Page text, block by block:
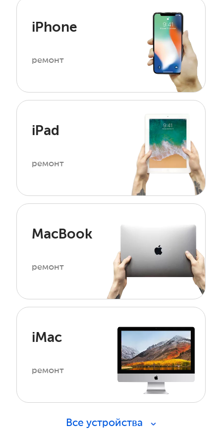
iPhone
ремонт
iPad
ремонт
MacBook
ремонт
iMac
ремонт
Все устройства